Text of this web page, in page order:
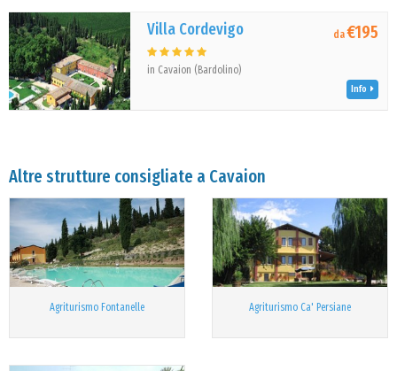
Villa Cordevigo
in Cavaion (Bardolino)
da€195
Info
Altre strutture consigliate a Cavaion
Agriturismo Fontanelle Agriturismo Ca' Persiane